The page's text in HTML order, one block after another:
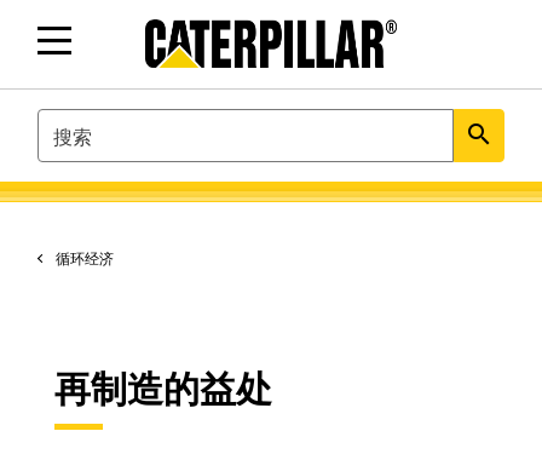
SEARCH search
循环经济
再制造的益处